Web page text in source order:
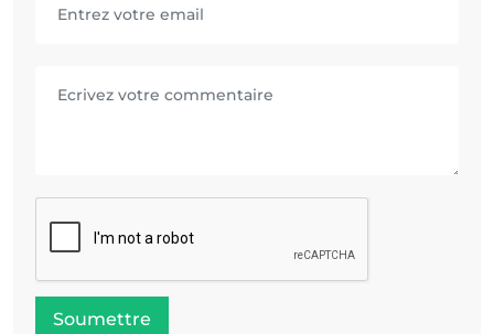
Soumettre